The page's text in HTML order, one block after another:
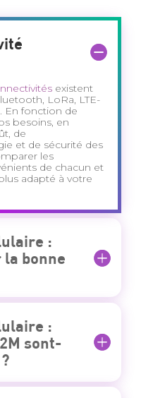
existent
LoRa, LTE-
En fonction de
besoins, en
de
et de sécurité des
les
de chacun et
adapté à votre
:
bonne
:
sont-